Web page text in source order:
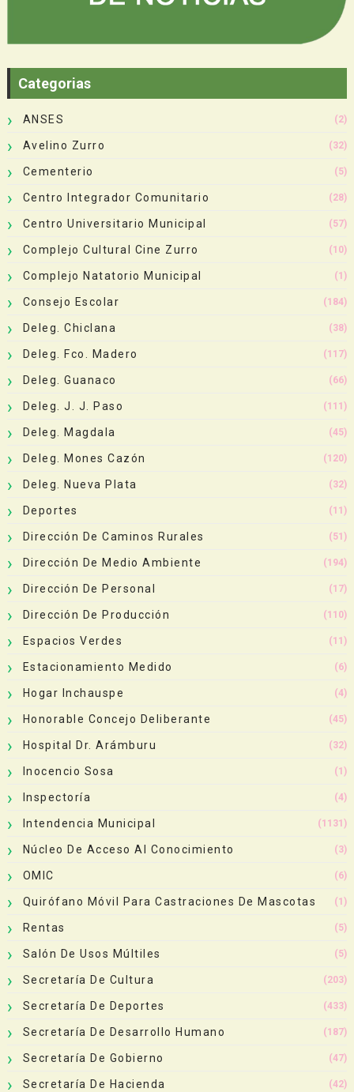
Categorias
ANSES (2)
Avelino Zurro (32)
Cementerio (5)
Centro Integrador Comunitario (28)
Centro Universitario Municipal (57)
Complejo Cultural Cine Zurro (10)
Complejo Natatorio Municipal (1)
Consejo Escolar (184)
Deleg. Chiclana (38)
Deleg. Fco. Madero (117)
Deleg. Guanaco (66)
Deleg. J. J. Paso (111)
Deleg. Magdala (45)
Deleg. Mones Cazón (120)
Deleg. Nueva Plata (32)
Deportes (11)
Dirección De Caminos Rurales (51)
Dirección De Medio Ambiente (194)
Dirección De Personal (17)
Dirección De Producción (110)
Espacios Verdes (11)
Estacionamiento Medido (6)
Hogar Inchauspe (4)
Honorable Concejo Deliberante (45)
Hospital Dr. Arámburu (32)
Inocencio Sosa (1)
Inspectoría (4)
Intendencia Municipal (1131)
Núcleo De Acceso Al Conocimiento (3)
OMIC (6)
Quirófano Móvil Para Castraciones De Mascotas (1)
Rentas (5)
Salón De Usos Múltiles (5)
Secretaría De Cultura (203)
Secretaría De Deportes (433)
Secretaría De Desarrollo Humano (187)
Secretaría De Gobierno (47)
Secretaría De Hacienda (42)